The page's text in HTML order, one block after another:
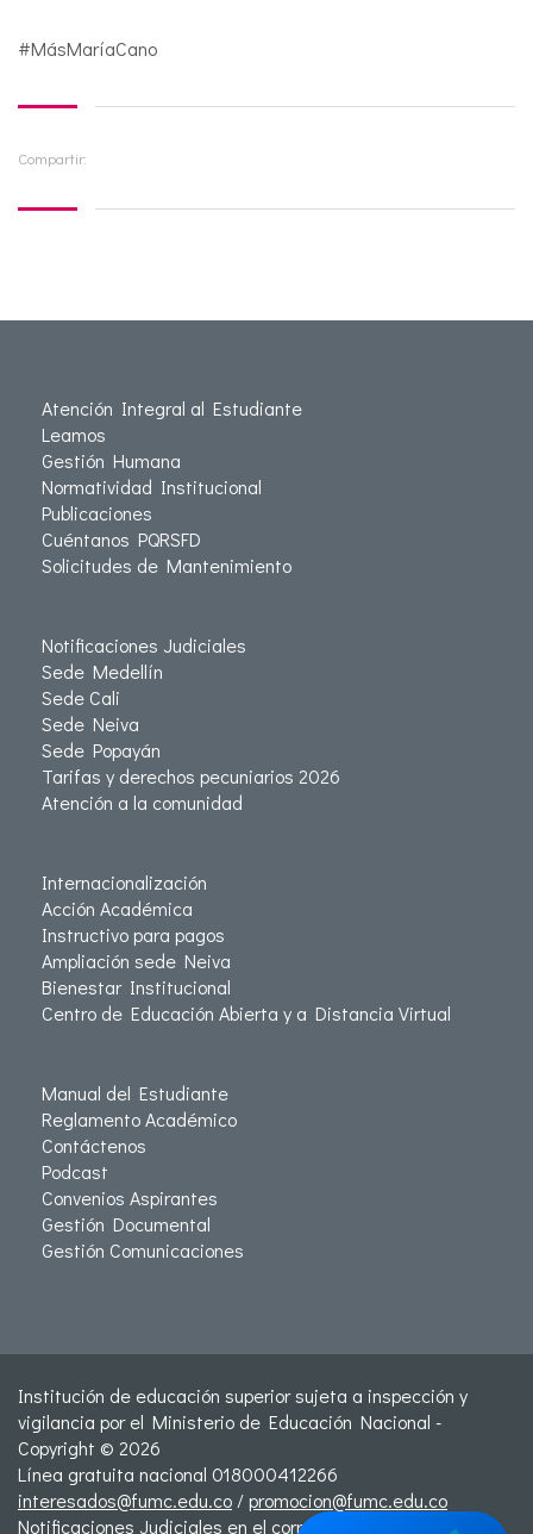
#MásMaríaCano
Compartir:
Atención Integral al Estudiante
Leamos
Gestión Humana
Normatividad Institucional
Publicaciones
Cuéntanos PQRSFD
Solicitudes de Mantenimiento
Notificaciones Judiciales
Sede Medellín
Sede Cali
Sede Neiva
Sede Popayán
Tarifas y derechos pecuniarios 2026
Atención a la comunidad
Internacionalización
Acción Académica
Instructivo para pagos
Ampliación sede Neiva
Bienestar Institucional
Centro de Educación Abierta y a Distancia Virtual
Manual del Estudiante
Reglamento Académico
Contáctenos
Podcast
Convenios Aspirantes
Gestión Documental
Gestión Comunicaciones
Institución de educación superior sujeta a inspección y
vigilancia por el Ministerio de Educación Nacional -
Copyright © 2026
Línea gratuita nacional 018000412266
interesados@fumc.edu.co /promocion@fumc.edu.co
Notificaciones Judiciales en el correo: